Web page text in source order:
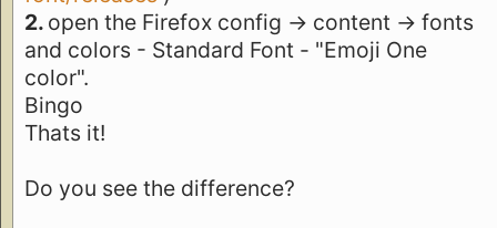
2. open the Firefox config -> content -> fonts
and colors - Standard Font - "Emoji One
color".
Bingo
Thats it!
Do you see the difference?